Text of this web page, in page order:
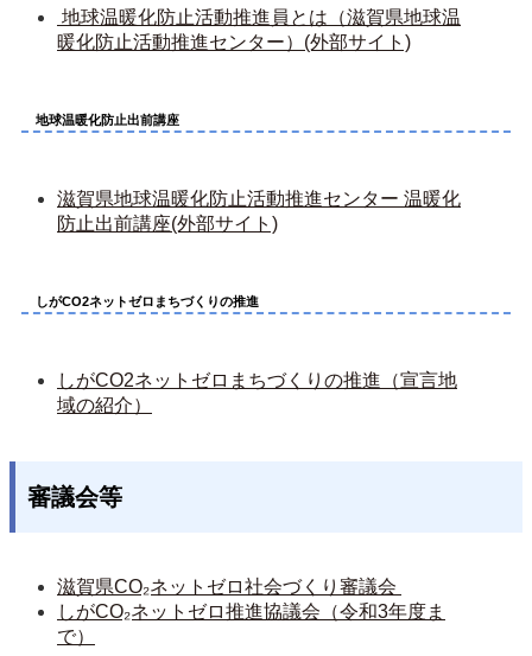
暖化防止活動推進センター）(外部サイト)
地球温暖化防止出前講座
滋賀県地球温暖化防止活動推進センター 温暖化
防止出前講座(外部サイト)
しがCO2ネットゼロまちづくりの推進
しがCO2ネットゼロまちづくりの推進（宣言地
域の紹介）
審議会等
滋賀県CO₂ネットゼロ社会づくり審議会
しがCO₂ネットゼロ推進協議会（令和3年度ま
で）